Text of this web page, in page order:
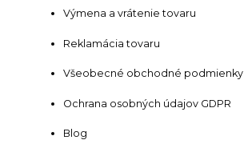
Výmena a vrátenie tovaru
Reklamácia tovaru
Všeobecné obchodné podmienky
Ochrana osobných údajov GDPR
Blog